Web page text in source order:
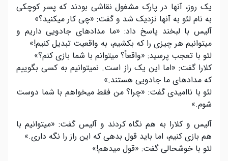
یک روز، آنها در پارک مشغول نقاشی بودند که پسر کوچکی
به نام لئو به آنها نزدیک شد و گفت: «چی کار میکنید؟»
آلیس با لبخند پاسخ داد: «ما مدادهای جادویی داریم و
میتوانیم هر چیزی را که بکشیم، به واقعیت تبدیل کنیم!»
لئو با تعجب پرسید: «واقعاً؟ میتوانم با شما بازی کنم؟»
کلارا گفت: «اما این یک راز است. نمیتوانیم به کسی بگوییم
که مدادهای ما جادویی هستند.»
لئو با ناامیدی گفت: «چرا؟ من فقط میخواهم با شما دوست
شوم.»
آلیس و کلارا به هم نگاه کردند و آلیس گفت: «میتوانیم با
هم بازی کنیم، اما باید قول بدهی که این راز را نگه داری.»
لئو با خوشحالی گفت: «قول میدهم!»